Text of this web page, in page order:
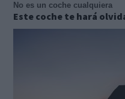
No es un coche cualquiera
Este coche te hará